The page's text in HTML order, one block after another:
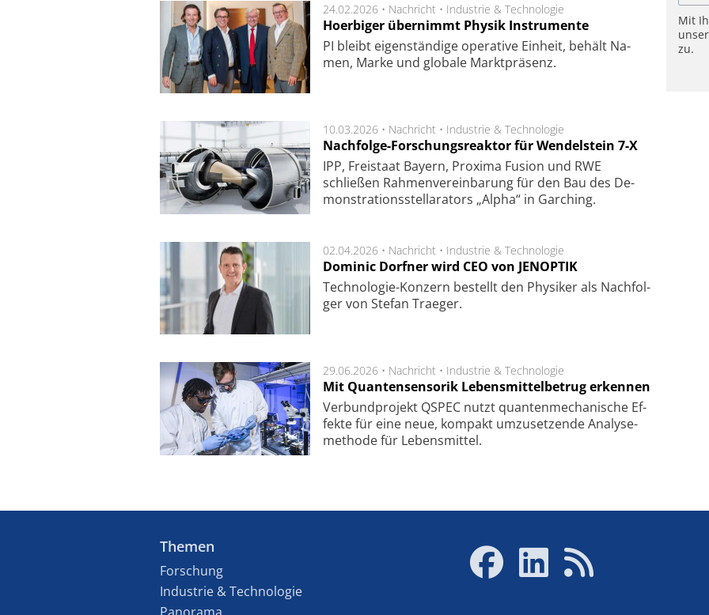
24.02.2026 • Nachricht • Industrie & Technologie
Hoerbiger übernimmt Physik Instrumente
PI bleibt eigen­stän­di­ge ope­ra­ti­ve Ein­heit, be­hält Na­
men, Mar­ke und glo­ba­le Markt­prä­senz.
10.03.2026 • Nachricht • Industrie & Technologie
Nachfolge-Forschungsreaktor für Wendelstein 7-X
IPP, Frei­staat Bay­ern, Pro­xi­ma Fu­sion und RWE
schließen Rah­men­ver­ein­ba­rung für den Bau des De­
mon­stra­tions­stel­la­ra­tors „Alpha“ in Gar­ching.
02.04.2026 • Nachricht • Industrie & Technologie
Dominic Dorfner wird CEO von JENOPTIK
Techno­logie-Konzern be­stellt den Phy­si­ker als Nach­fol­
ger von Ste­fan Trae­ger.
29.06.2026 • Nachricht • Industrie & Technologie
Mit Quantensensorik Lebensmittelbetrug erkennen
Ver­bund­pro­jekt QSPEC nutzt quan­ten­me­cha­ni­sche Ef­
fek­te für eine neue, kom­pakt um­zu­setz­en­de Ana­ly­se­
me­tho­de für Le­bens­mit­tel.
Mit
zu.
Themen
Forschung
Industrie & Technologie